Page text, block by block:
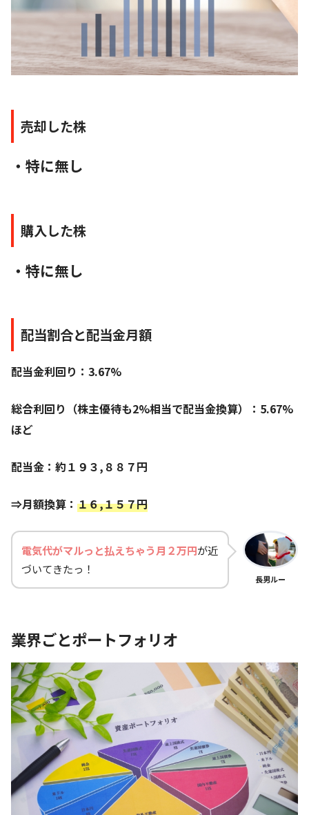
売却した株
・特に無し
購入した株
・特に無し
配当割合と配当金月額
配当金利回り：3.67%
総合利回り（株主優待も2%相当で配当金換算）：5.67%
ほど
配当金：約１９３,８８７円
⇒月額換算： １６,１５７円
電気代がマルっと払えちゃう月２万円が近
づいてきたっ！
長男ルー
業界ごとポートフォリオ